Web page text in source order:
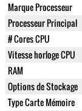
Marque Processeur
Processeur Principal
# Cores CPU
Vitesse horloge CPU
RAM
Options de Stockage
Type Carte Mémoire